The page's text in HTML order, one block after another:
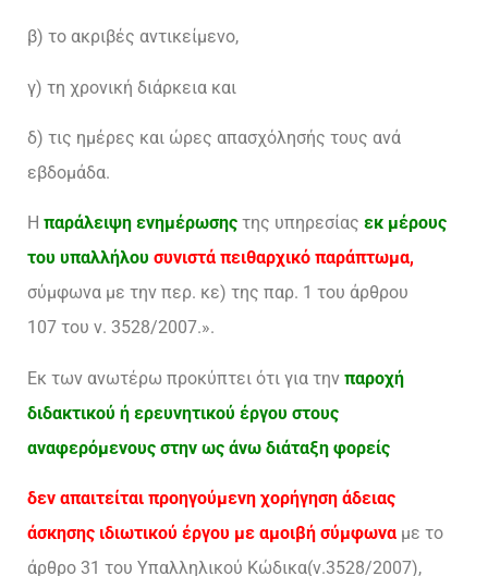
β) το ακριβές αντικείμενο,
γ) τη χρονική διάρκεια και
δ) τις ημέρες και ώρες απασχόλησής τους ανά
εβδομάδα.
Η παράλειψη ενημέρωσης της υπηρεσίας εκ μέρους
του υπαλλήλου συνιστά πειθαρχικό παράπτωμα,
σύμφωνα με την περ. κε) της παρ. 1 του άρθρου
107 του ν. 3528/2007.».
Εκ των ανωτέρω προκύπτει ότι για την παροχή
διδακτικού ή ερευνητικού έργου στους
αναφερόμενους στην ως άνω διάταξη φορείς
δεν απαιτείται προηγούμενη χορήγηση άδειας
άσκησης ιδιωτικού έργου με αμοιβή σύμφωνα με το
άρθρο 31 του Υπαλληλικού Κώδικα(ν.3528/2007),